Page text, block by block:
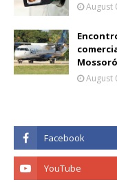
August
Mossoró
August